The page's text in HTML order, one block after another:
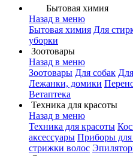
Бытовая химия
Назад в меню
Бытовая химия Для
уборки
Зоотовары
Назад в меню
Зоотовары Для собак
Лежанки, домики
Ветаптека
Техника для красоты
Назад в меню
Техника для красоты
аксессуары Приборы для
стрижки волос